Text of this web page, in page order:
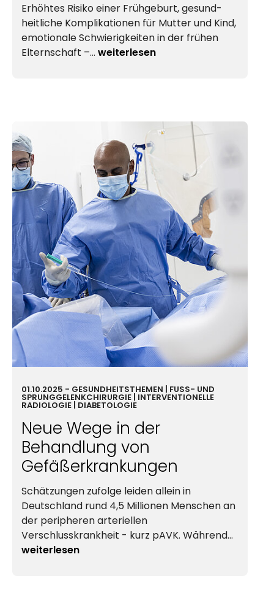
Erhöhtes Risiko einer Frühgeburt,gesund­
heit­liche Komplikationen für Mutter und Kind,
emotionale Schwierigkeiten in der frühen
Elternschaft –… weiterlesen
01.10.2025 - GESUND­HEITSTHEMEN | FUSS- UND S
PRUNGGELENKCHIRURGIE | INTERVENTIONELLE R
ADIOLOGIE | DIABETOLOGIE
Neue Wege in der
Behandlung von
Gefäßerkrankungen
Schätzungen zufolge leiden allein in
Deutschland rund 4,5 Millionen Menschen an
der peripheren arteriellen
Verschlusskrankheit - kurz pAVK. Während…
weiterlesen